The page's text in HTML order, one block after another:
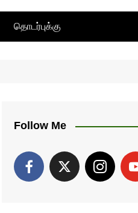
தொடர்புக்கு
Follow Me